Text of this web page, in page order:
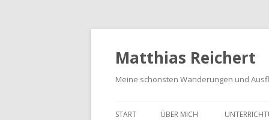
Matthias Reichert
Meine schönsten Wanderungen und
START ÜBER MICH